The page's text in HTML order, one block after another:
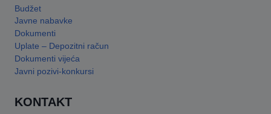
Budžet
Javne nabavke
Dokumenti
Uplate – Depozitni račun
Dokumenti vijeća
Javni pozivi-konkursi
KONTAKT